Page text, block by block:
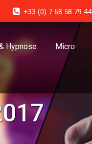
+33 (0) 7 68 58 79 44
Hypnose Micro